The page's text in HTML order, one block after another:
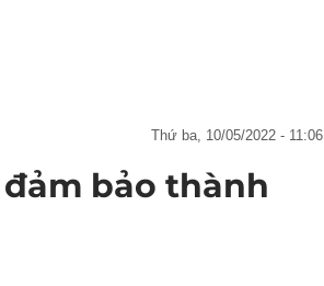
thứ ba, 10/05/2022 - 11:06
bảo thành